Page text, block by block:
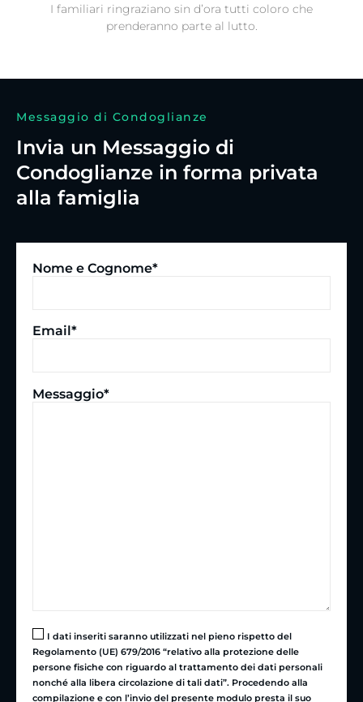
I familiari ringraziano sin d’ora tutti coloro che
prenderanno parte al lutto.
Messaggio di Condoglianze
Invia un Messaggio di
Condoglianze in forma privata
alla famiglia
Nome e Cognome*
Email*
Messaggio*
I dati inseriti saranno utilizzati nel pieno rispetto del
Regolamento (UE) 679/2016 “relativo alla protezione delle
persone fisiche con riguardo al trattamento dei dati personali
nonché alla libera circolazione di tali dati”. Procedendo alla
compilazione e con l’invio del presente modulo presta il suo